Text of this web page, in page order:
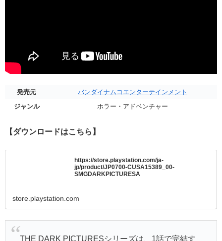
発売元
バンダイナムコエンターテインメント
ジャンル
ホラー・アドベンチャー
【ダウンロードはこちら】
https://store.playstation.com/ja-
jp/product/JP0700-CUSA15389_00-
SMGDARKPICTURESA
store.playstation.com
THE DARK PICTURESシリーズは、1話で完結す